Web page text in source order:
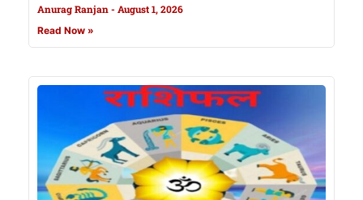
Anurag Ranjan August 1, 2026
Read Now »